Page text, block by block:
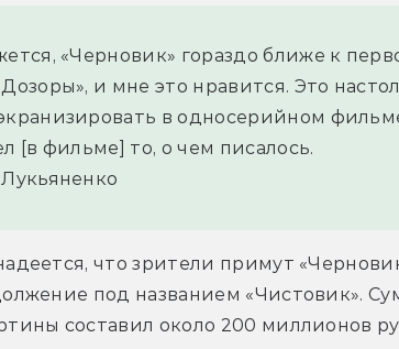
«Черновик» гораздо ближе к
и мне это нравится. Это
в односерийном
[в фильме] то, о чем писалось.
что зрители примут
под названием «Чистовик».
составил около 200 миллионов